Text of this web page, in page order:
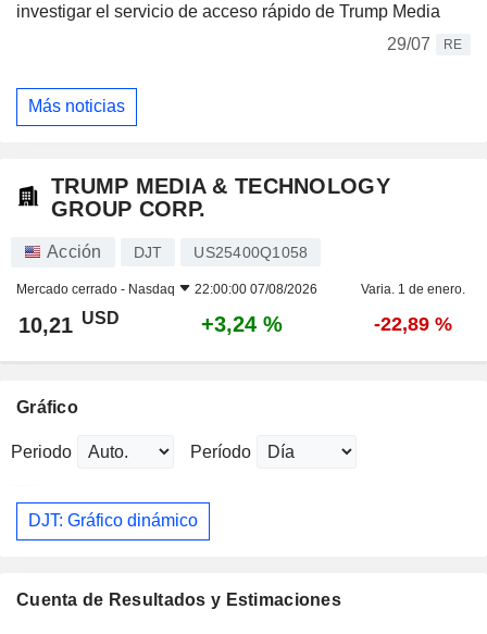
investigar el servicio de acceso rápido de Trump Media
29/07
RE
Más noticias
TRUMP MEDIA & TECHNOLOGY
GROUP CORP.
Acción DJT US25400Q1058
Mercado cerrado - Nasdaq 22:00:00 07/08/2026 Varia. 1 de enero.
10,21 USD +3,24 % -22,89 %
Gráfico
Periodo Período
DJT: Gráfico dinámico
Cuenta de Resultados y Estimaciones